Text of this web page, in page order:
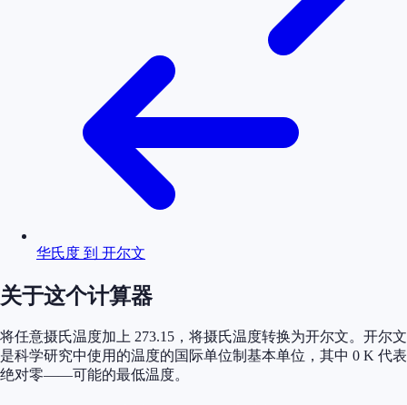
华氏度 到 开尔文
关于这个计算器
将任意摄氏温度加上 273.15，将摄氏温度转换为开尔文。开尔文
是科学研究中使用的温度的国际单位制基本单位，其中 0 K 代表
绝对零——可能的最低温度。